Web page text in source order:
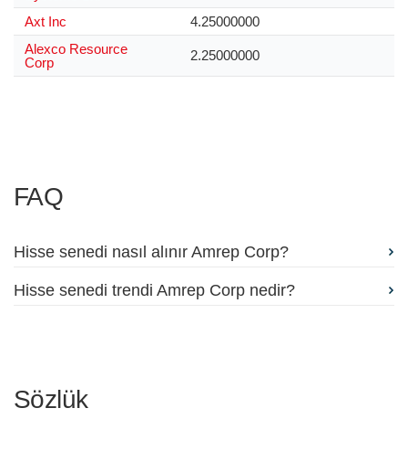
Axt Inc
4.25000000
Alexco Resource
Corp
2.25000000
FAQ
Hisse senedi nasıl alınır Amrep Corp?
Hisse senedi trendi Amrep Corp nedir?
Sözlük